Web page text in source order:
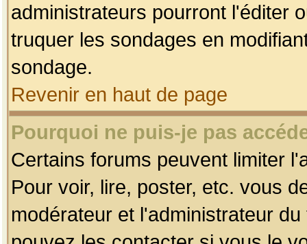
administrateurs pourront l'éditer
truquer les sondages en
sondage.
Revenir en haut de page
Pourquoi ne puis-je pas
Certains forums peuvent limiter
Pour voir, lire, poster, etc. vous
modérateur et l'administrateur